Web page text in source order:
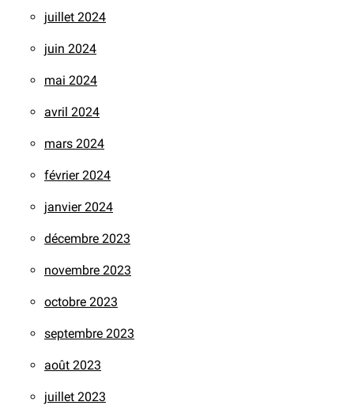
juillet 2024
juin 2024
mai 2024
avril 2024
mars 2024
février 2024
janvier 2024
décembre 2023
novembre 2023
octobre 2023
septembre 2023
août 2023
juillet 2023